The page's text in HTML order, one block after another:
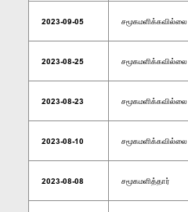
2023-09-05 சமூகமளிக்கவில்லை
2023-08-25 சமூகமளிக்கவில்லை
2023-08-23 சமூகமளிக்கவில்லை
2023-08-10 சமூகமளிக்கவில்லை
2023-08-08 சமூகமளித்தார்